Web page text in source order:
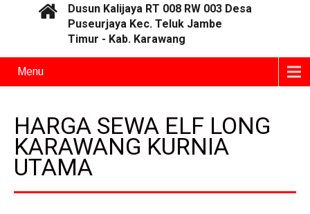
Dusun Kalijaya RT 008 RW 003 Desa
Puseurjaya Kec. Teluk Jambe
Timur - Kab. Karawang
Menu
HARGA SEWA ELF LONG
KARAWANG KURNIA
UTAMA